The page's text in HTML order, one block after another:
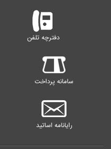
دفترچه تلفن
سامانه پرداخت
رایانامه اساتید